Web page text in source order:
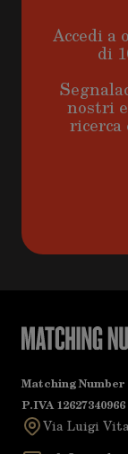
Accedi a
di
nostri
ricerca
Matching Number
P.IVA 12627340966
Via Luigi